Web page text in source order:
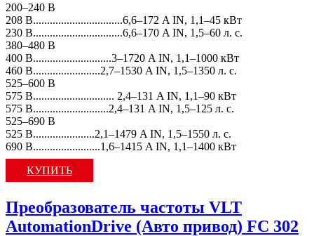
200–240 В
208 В................................6,6–172 A IN, 1,1–45 кВт
230 В................................6,6–170 A IN, 1,5–60 л. с.
380–480 В
400 В............................3–1720 A IN, 1,1–1000 кВт
460 В........................2,7–1530 A IN, 1,5–1350 л. с.
525–600 В
575 В............................. 2,4–131 A IN, 1,1–90 кВт
575 В...........................2,4–131 A IN, 1,5–125 л. с.
525–690 В
525 В......................2,1–1479 A IN, 1,5–1550 л. с.
690 В........................1,6–1415 A IN, 1,1–1400 кВт
КУПИТЬ
Преобразователь частоты VLT
AutomationDrive (Авто привод) FC 302